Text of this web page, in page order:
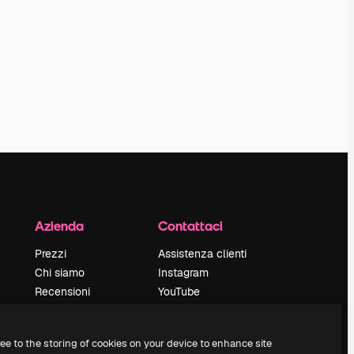
Azienda
Prezzi
Chi siamo
Recensioni
Blog
Contattaci
Assistenza clienti
Instagram
YouTube
Discord
to the storing of cookies on your device to enhance site